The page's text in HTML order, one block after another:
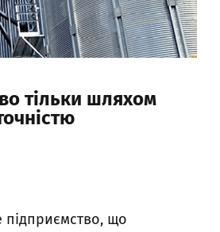
тільки шляхом
підприємство, що